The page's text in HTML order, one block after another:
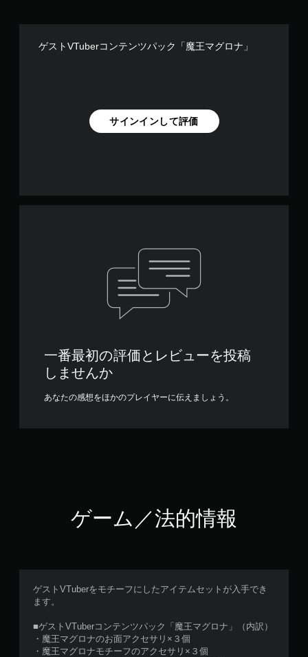
ゲストVTuberコンテンツパック「魔王マグロナ」
サインインして評価
一番最初の評価とレビューを投稿
しませんか
あなたの感想をほかのプレイヤーに伝えましょう。
ゲーム／法的情報
ゲストVTuberをモチーフにしたアイテムセットが入手でき
ます。
■ゲストVTuberコンテンツパック「魔王マグロナ」（内訳）
・魔王マグロナのお面アクセサリ×３個
・魔王マグロナモチーフのアクセサリ×３個